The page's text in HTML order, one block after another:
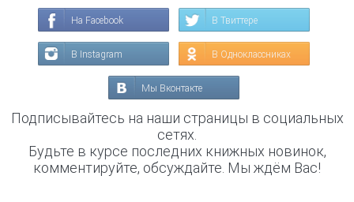
На Facebook В Твиттере
В Instagram В Одноклассниках
Мы Вконтакте
Подписывайтесь на наши страницы в социальных
сетях.
Будьте в курсе последних книжных новинок,
комментируйте, обсуждайте. Мы ждём Вас!